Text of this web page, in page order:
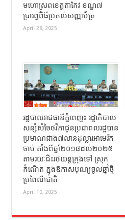
មហោស្រពខេត្តតាកែវ ខណ្ឌ៧
ប្រារព្ធពិធីប្រគល់សញ្ញាប័ត្រ
April 28, 2025
រដ្ឋបាលរាជធានីភ្នំពេញ៖ រដ្ឋាភិបាល
សន្សំសំចៃថវិកាជូនប្រជាពលរដ្ឋបាន
ប្រមាណជាង៧លានដុល្លារអាមេរិក
ចាប់ តាំងពីឆ្នាំ២០១៨ដល់២០២៥
តាមរយៈជិះរថយន្ដក្រុងទៅ ស្រុក
កំណើត ក្នុងឱកាសបុណ្យចូលឆ្នាំថ្មី
ប្រពៃណីជាតិ
April 10, 2025